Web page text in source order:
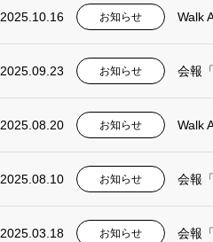
2025.10.16 お知らせ Walk
2025.09.23 お知らせ 会報
2025.08.20 お知らせ Walk
2025.08.10 お知らせ 会報
2025.03.18 お知らせ 会報